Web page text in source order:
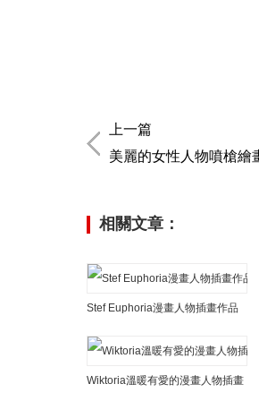
上一篇
美麗的女性人物噴槍繪
相關文章：
Stef Euphoria漫畫人物插畫作品
Wiktoria溫暖有愛的漫畫人物插畫